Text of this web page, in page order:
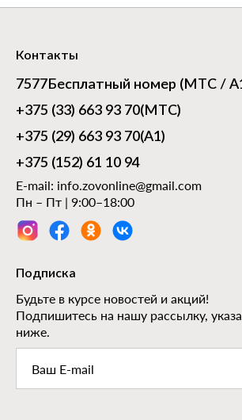
Контакты
7577 Бесплатный номер (МТС /
+375 (33) 663 93 70(МТС)
+375 (29) 663 93 70(А1)
+375 (152) 61 10 94
E-mail: info.zovonline@gmail.com
Пн – Пт | 9:00–18:00
Подписка
Будьте в курсе новостей и акций!
Подпишитесь на нашу рассылку,
ниже.